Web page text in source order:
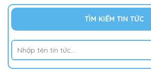
TÌM KIẾM TIN TỨC